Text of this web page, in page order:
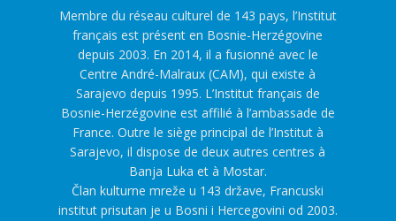
Membre du réseau culturel de 143 pays, l’Institut
français est présent en Bosnie-Herzégovine
depuis 2003. En 2014, il a fusionné avec le
Centre André-Malraux (CAM), qui existe à
Sarajevo depuis 1995. L’Institut français de
Bosnie-Herzégovine est affilié à l’ambassade de
France. Outre le siège principal de l’Institut à
Sarajevo, il dispose de deux autres centres à
Banja Luka et à Mostar.
Član kulturne mreže u 143 države, Francuski
institut prisutan je u Bosni i Hercegovini od 2003.